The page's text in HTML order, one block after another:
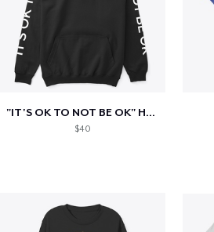
"IT'S OK TO NOT BE OK" Hoodie (BP LOGO)
$40